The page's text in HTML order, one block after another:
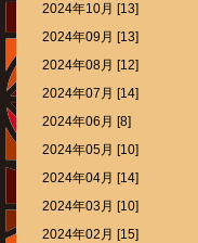
2024年10月 [13]
2024年09月 [13]
2024年08月 [12]
2024年07月 [14]
2024年06月 [8]
2024年05月 [10]
2024年04月 [14]
2024年03月 [10]
2024年02月 [15]